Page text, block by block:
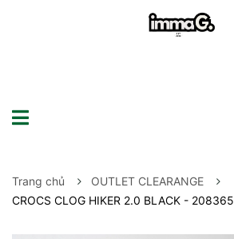
Trang chủ
OUTLET CLEARANGE
CROCS CLOG HIKER 2.0 BLACK -